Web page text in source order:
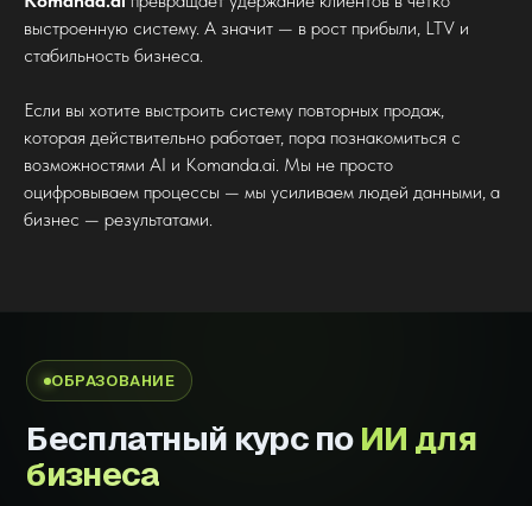
выстроенную систему. А значит — в рост прибыли, LTV и
стабильность бизнеса.
Если вы хотите выстроить систему повторных продаж,
которая действительно работает, пора познакомиться с
возможностями AI и Komanda.ai. Мы не просто
оцифровываем процессы — мы усиливаем людей данными, а
бизнес — результатами.
ОБРАЗОВАНИЕ
Бесплатный курс поИИ для
бизнеса